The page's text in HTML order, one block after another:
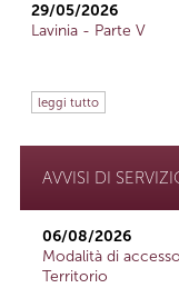
29/05/2026
Lavinia - Parte V
leggi tutto
AVVISI DI
06/08/2026
Modalità di
Territorio